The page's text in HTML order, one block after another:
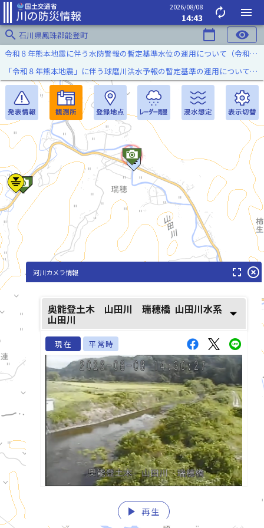
2026/08/08
14:43 autorenew
menu
search 石川県鳳珠郡能登町 calendar_today visibility
令和８年熊本地震に伴う水防警報の暫定基準水位の運用について（令和８年８月７日）
「令和８年熊本地震」に伴う球磨川洪水予報の暫定基準の運用について（令和８年８月５日）
河川カメラ情報 fullscreen highlight_off
奥能登土木 山田川 瑞穂橋 山田川水系
山田川 arrow_drop_down
現在 平常時
play_arrow 再生